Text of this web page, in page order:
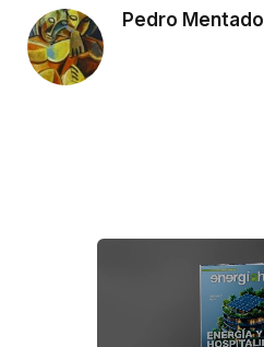
Pedro Mentado